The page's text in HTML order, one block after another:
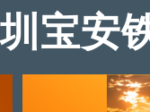
宝安